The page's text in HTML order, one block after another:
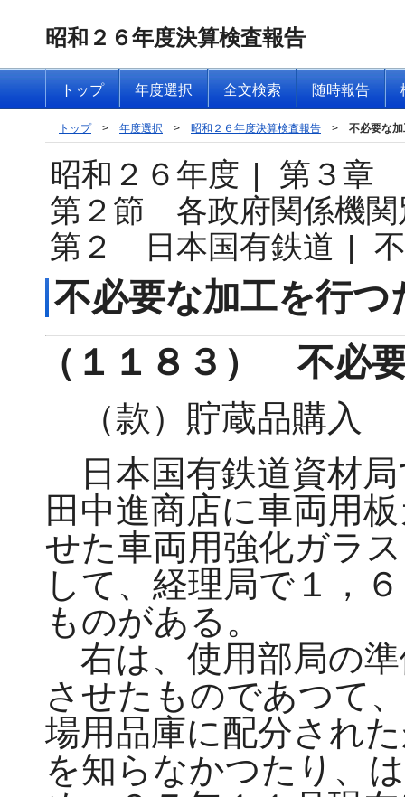
昭和２６年度決算検査報告
トップ 年度選択 全文検索 随時報告
トップ > 年度選択 > 昭和２６年度決算検査報告 > 不必要な
昭和２６年度 |
第３章
第２節 各政府関係機関
第２ 日本国有鉄道 |
不必要な加工を行つ
（１１８３） 不必
（款）貯蔵品購入
日本国有鉄道資材局
田中進商店に車両用
せた車両用強化ガラ
して、経理局で１，
ものがある。
右は、使用部局の
させたものであつて
場用品庫に配分され
を知らなかつたり、